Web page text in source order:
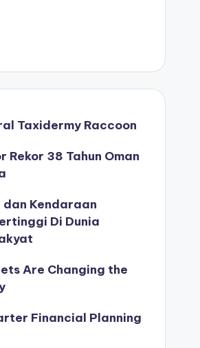
Taxidermy Raccoon
Rekor 38 Tahun Oman
dan Kendaraan
Di Dunia
Are Changing the
Financial Planning